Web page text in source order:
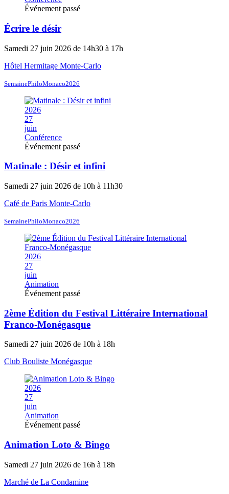
Événement passé
Écrire le désir
Samedi 27 juin 2026 de 14h30 à 17h
Hôtel Hermitage Monte-Carlo
SemainePhiloMonaco2026
2026
27
juin
Conférence
Événement passé
Matinale : Désir et infini
Samedi 27 juin 2026 de 10h à 11h30
Café de Paris Monte-Carlo
SemainePhiloMonaco2026
2026
27
juin
Animation
Événement passé
2ème Édition du Festival Littéraire International
Franco-Monégasque
Samedi 27 juin 2026 de 10h à 18h
Club Bouliste Monégasque
2026
27
juin
Animation
Événement passé
Animation Loto & Bingo
Samedi 27 juin 2026 de 16h à 18h
Marché de La Condamine